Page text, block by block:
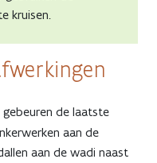
kruisen.
gebeuren de laatste
aan de
aan de wadi naast